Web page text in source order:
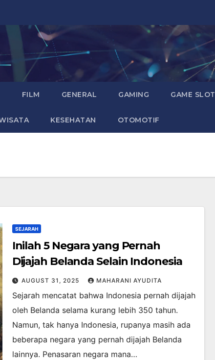
FILM GENERAL GAMING GAME SLOT
KESEHATAN OTOMOTIF
SEJARAH
Inilah 5 Negara yang Pernah
Dijajah Belanda Selain Indonesia
AUGUST 31, 2025 MAHARANI AYUDITA
Sejarah mencatat bahwa Indonesia pernah dijajah
oleh Belanda selama kurang lebih 350 tahun.
Namun, tak hanya Indonesia, rupanya masih ada
beberapa negara yang pernah dijajah Belanda
lainnya. Penasaran negara mana…